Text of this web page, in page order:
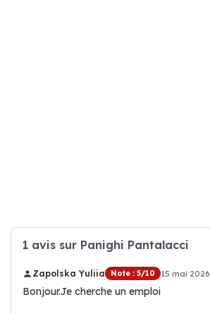
1 avis sur Panighi Pantalacci
Zapolska Yuliia Note : 5/10 15 mai 2026
Bonjour.Je cherche un emploi